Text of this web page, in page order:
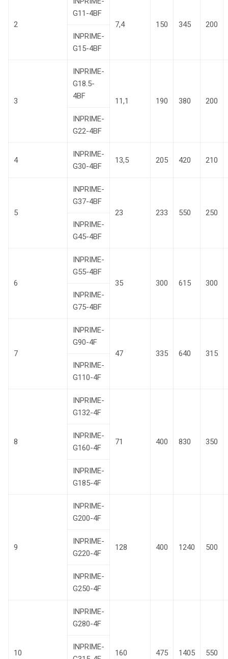
2
G11-4BF
7,4
150 345
200
INPRIME-
G15-4BF
3
INPRIME-
G18.5-
4BF
11,1 190 380
200
INPRIME-
G22-4BF
4
INPRIME-
G30-4BF
13,5 205 420 210
5
INPRIME-
G37-4BF
23
233 550
250
INPRIME-
G45-4BF
6
INPRIME-
G55-4BF
35
300 615
300
INPRIME-
G75-4BF
7
INPRIME-
G90-4F
47
335 640
315
INPRIME-
G110-4F
8
INPRIME-
G132-4F
71 400 830 350
INPRIME-
G160-4F
INPRIME-
G185-4F
9
INPRIME-
G200-4F
128 400 1240 500
INPRIME-
G220-4F
INPRIME-
G250-4F
10
INPRIME-
G280-4F
160 475 1405 550
INPRIME-